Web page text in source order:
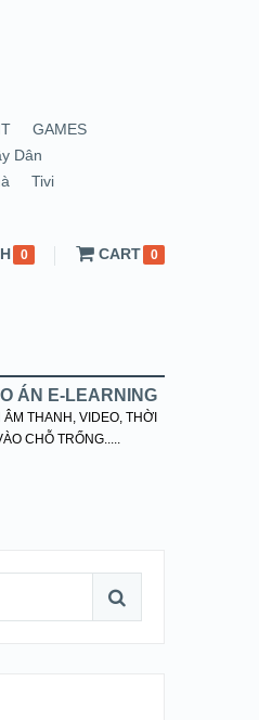
GAMES
Dân
Tivi
0 CART 0
ÁN E-LEARNING
THANH, VIDEO, THỜI
CHỖ TRỐNG.....